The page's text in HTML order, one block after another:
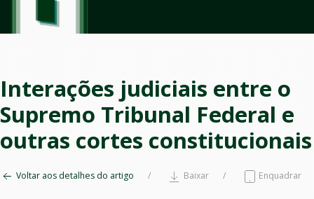
Interações judiciais entre o
Supremo Tribunal Federal e
outras cortes constitucionais
Voltar aos detalhes do artigo Baixar Enquadrar